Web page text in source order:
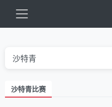
沙特青比赛